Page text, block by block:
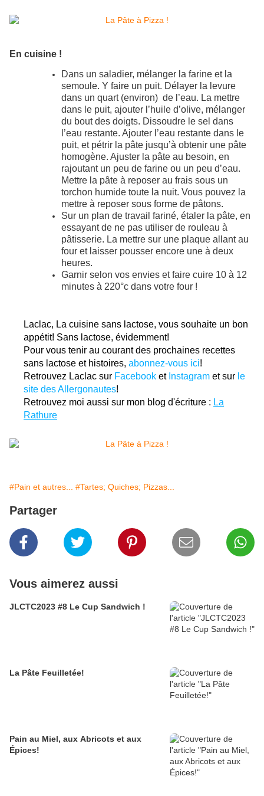
En cuisine !
Dans un saladier, mélanger la farine et la
semoule. Y faire un puit. Délayer la levure
dans un quart (environ) de l’eau. La mettre
dans le puit, ajouter l’huile d’olive, mélanger
du bout des doigts. Dissoudre le sel dans
l’eau restante. Ajouter l’eau restante dans le
puit, et pétrir la pâte jusqu’à obtenir une pâte
homogène. Ajuster la pâte au besoin, en
rajoutant un peu de farine ou un peu d’eau.
Mettre la pâte à reposer au frais sous un
torchon humide toute la nuit. Vous pouvez la
mettre à reposer sous forme de pâtons.
Sur un plan de travail fariné, étaler la pâte, en
essayant de ne pas utiliser de rouleau à
pâtisserie. La mettre sur une plaque allant au
four et laisser pousser encore une à deux
heures.
Garnir selon vos envies et faire cuire 10 à 12
minutes à 220°c dans votre four !
Laclac, La cuisine sans lactose, vous souhaite un bon
appétit! Sans lactose, évidemment!
Pour vous tenir au courant des prochaines recettes
sans lactose et histoires, abonnez-vous ici!
Retrouvez Laclac sur Facebook et Instagram et sur le
site des Allergonautes!
Retrouvez moi aussi sur mon blog d'écriture : La
Rathure
#Pain et autres... #Tartes; Quiches; Pizzas...
Partager
Vous aimerez aussi
JLCTC2023 #8 Le Cup Sandwich !
La Pâte Feuilletée!
Pain au Miel, aux Abricots et aux
Épices!